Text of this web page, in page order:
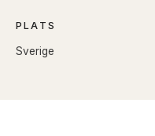
PLATS
Sverige